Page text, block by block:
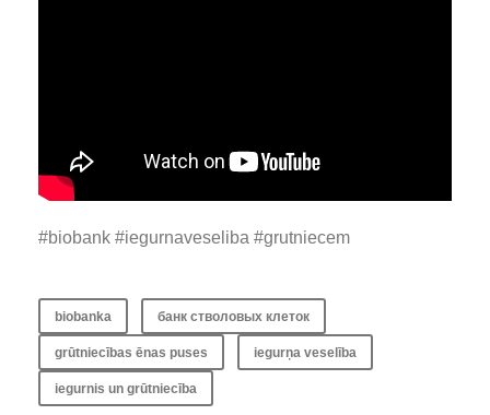
#biobank #iegurnaveseliba #grutniecem
biobanka банк стволовых клеток
grūtniecības ēnas puses iegurņa veselība
iegurnis un grūtniecība